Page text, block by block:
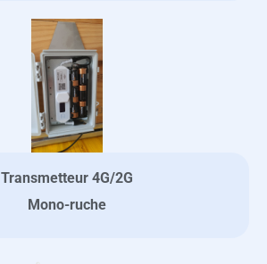
Transmetteur 4G/2G
Mono-ruche